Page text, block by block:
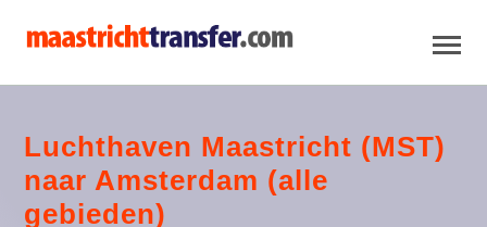
Luchthaven Maastricht (MST)
naar Amsterdam (alle
gebieden)